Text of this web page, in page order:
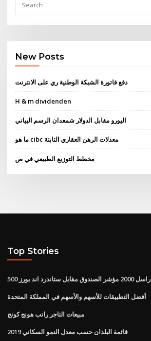
New Posts
دفع فاتورة الشبكة الوطنية ري على الانترنت
H & m dividenden
اليورو مقابل الدولار شمعدان الرسم البياني
ما هو cibc معدلات الرهن العقاري الثابتة
مخطط التوزيع الطبيعي في ص
Top Stories
راسل 2000 مؤشر الصندوق مقابل ستاندرد اند بورز 500
أفضل التطبيقات للأسهم والأسهم في المملكة المتحدة
مبيعات التاجر راتب هونج كونج
قائمة البلدان حسب معدل النمو السكاني 2019